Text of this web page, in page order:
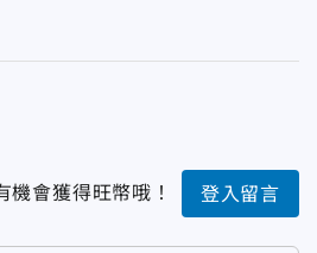
機會獲得旺幣哦！ 登入留言